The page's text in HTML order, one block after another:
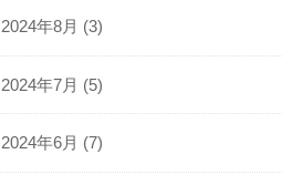
2024年8月 (3)
2024年7月 (5)
2024年6月 (7)